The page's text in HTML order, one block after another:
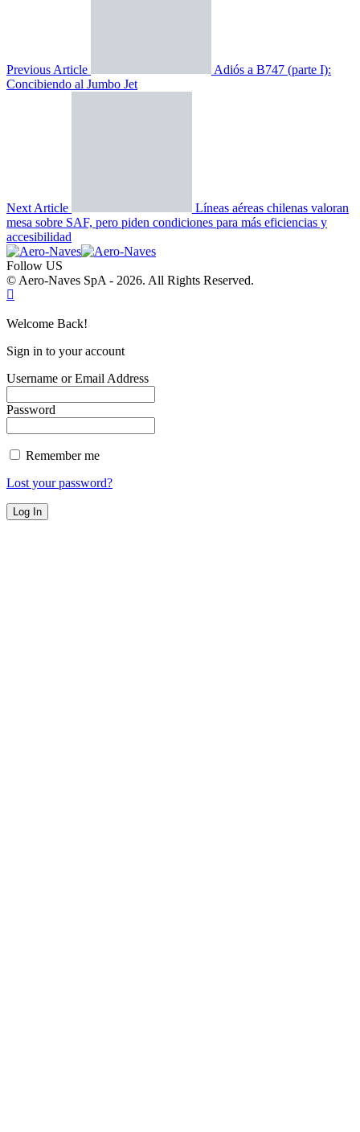
Previous Article
Adiós a B747 (parte I):
Concibiendo al Jumbo Jet
Next Article
Líneas aéreas chilenas valoran
mesa sobre SAF, pero piden condiciones para más eficiencias y
accesibilidad
Follow US
© Aero-Naves SpA - 2026. All Rights Reserved.
Welcome Back!
Sign in to your account
Username or Email Address
Password
Remember me
Lost your password?